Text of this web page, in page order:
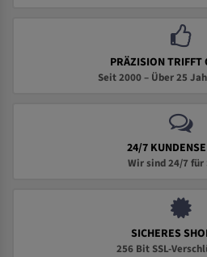
PRÄZISION TRIFFT
Seit 2000 – Über 25
24/7
Wir sind 24/7 für
SICHERES
256 Bit SSL-